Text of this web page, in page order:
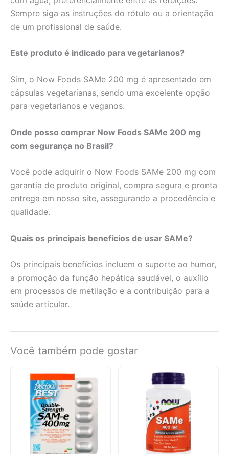
Sempre siga as instruções do rótulo ou a orientação
de um profissional de saúde.
Este produto é indicado para vegetarianos?
Sim, o Now Foods SAMe 200 mg é apresentado em
cápsulas vegetarianas, sendo uma excelente opção
para vegetarianos e veganos.
Onde posso comprar Now Foods SAMe 200 mg
com segurança no Brasil?
Você pode adquirir o Now Foods SAMe 200 mg com
garantia de produto original, compra segura e pronta
entrega em nosso site, assegurando a procedência e
qualidade.
Quais os principais benefícios de usar SAMe?
Os principais benefícios incluem o suporte ao humor,
a promoção da função hepática saudável, o auxílio
em processos de metilação e a contribuição para a
saúde articular.
Você também pode gostar